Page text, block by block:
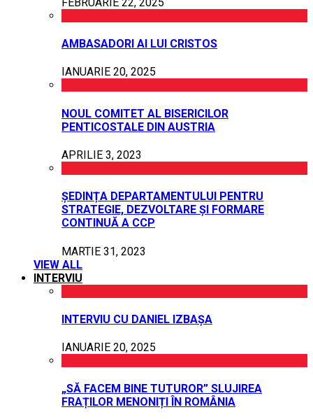
AMBASADORI AI LUI CRISTOS
IANUARIE 20, 2025
NOUL COMITET AL BISERICILOR
PENTICOSTALE DIN AUSTRIA
APRILIE 3, 2023
ȘEDINȚA DEPARTAMENTULUI PENTRU
STRATEGIE, DEZVOLTARE ȘI FORMARE
CONTINUĂ A CCP
MARTIE 31, 2023
VIEW ALL
INTERVIU
INTERVIU CU DANIEL IZBAȘA
IANUARIE 20, 2025
„SĂ FACEM BINE TUTUROR” SLUJIREA
FRAȚILOR MENONIȚI ÎN ROMÂNIA